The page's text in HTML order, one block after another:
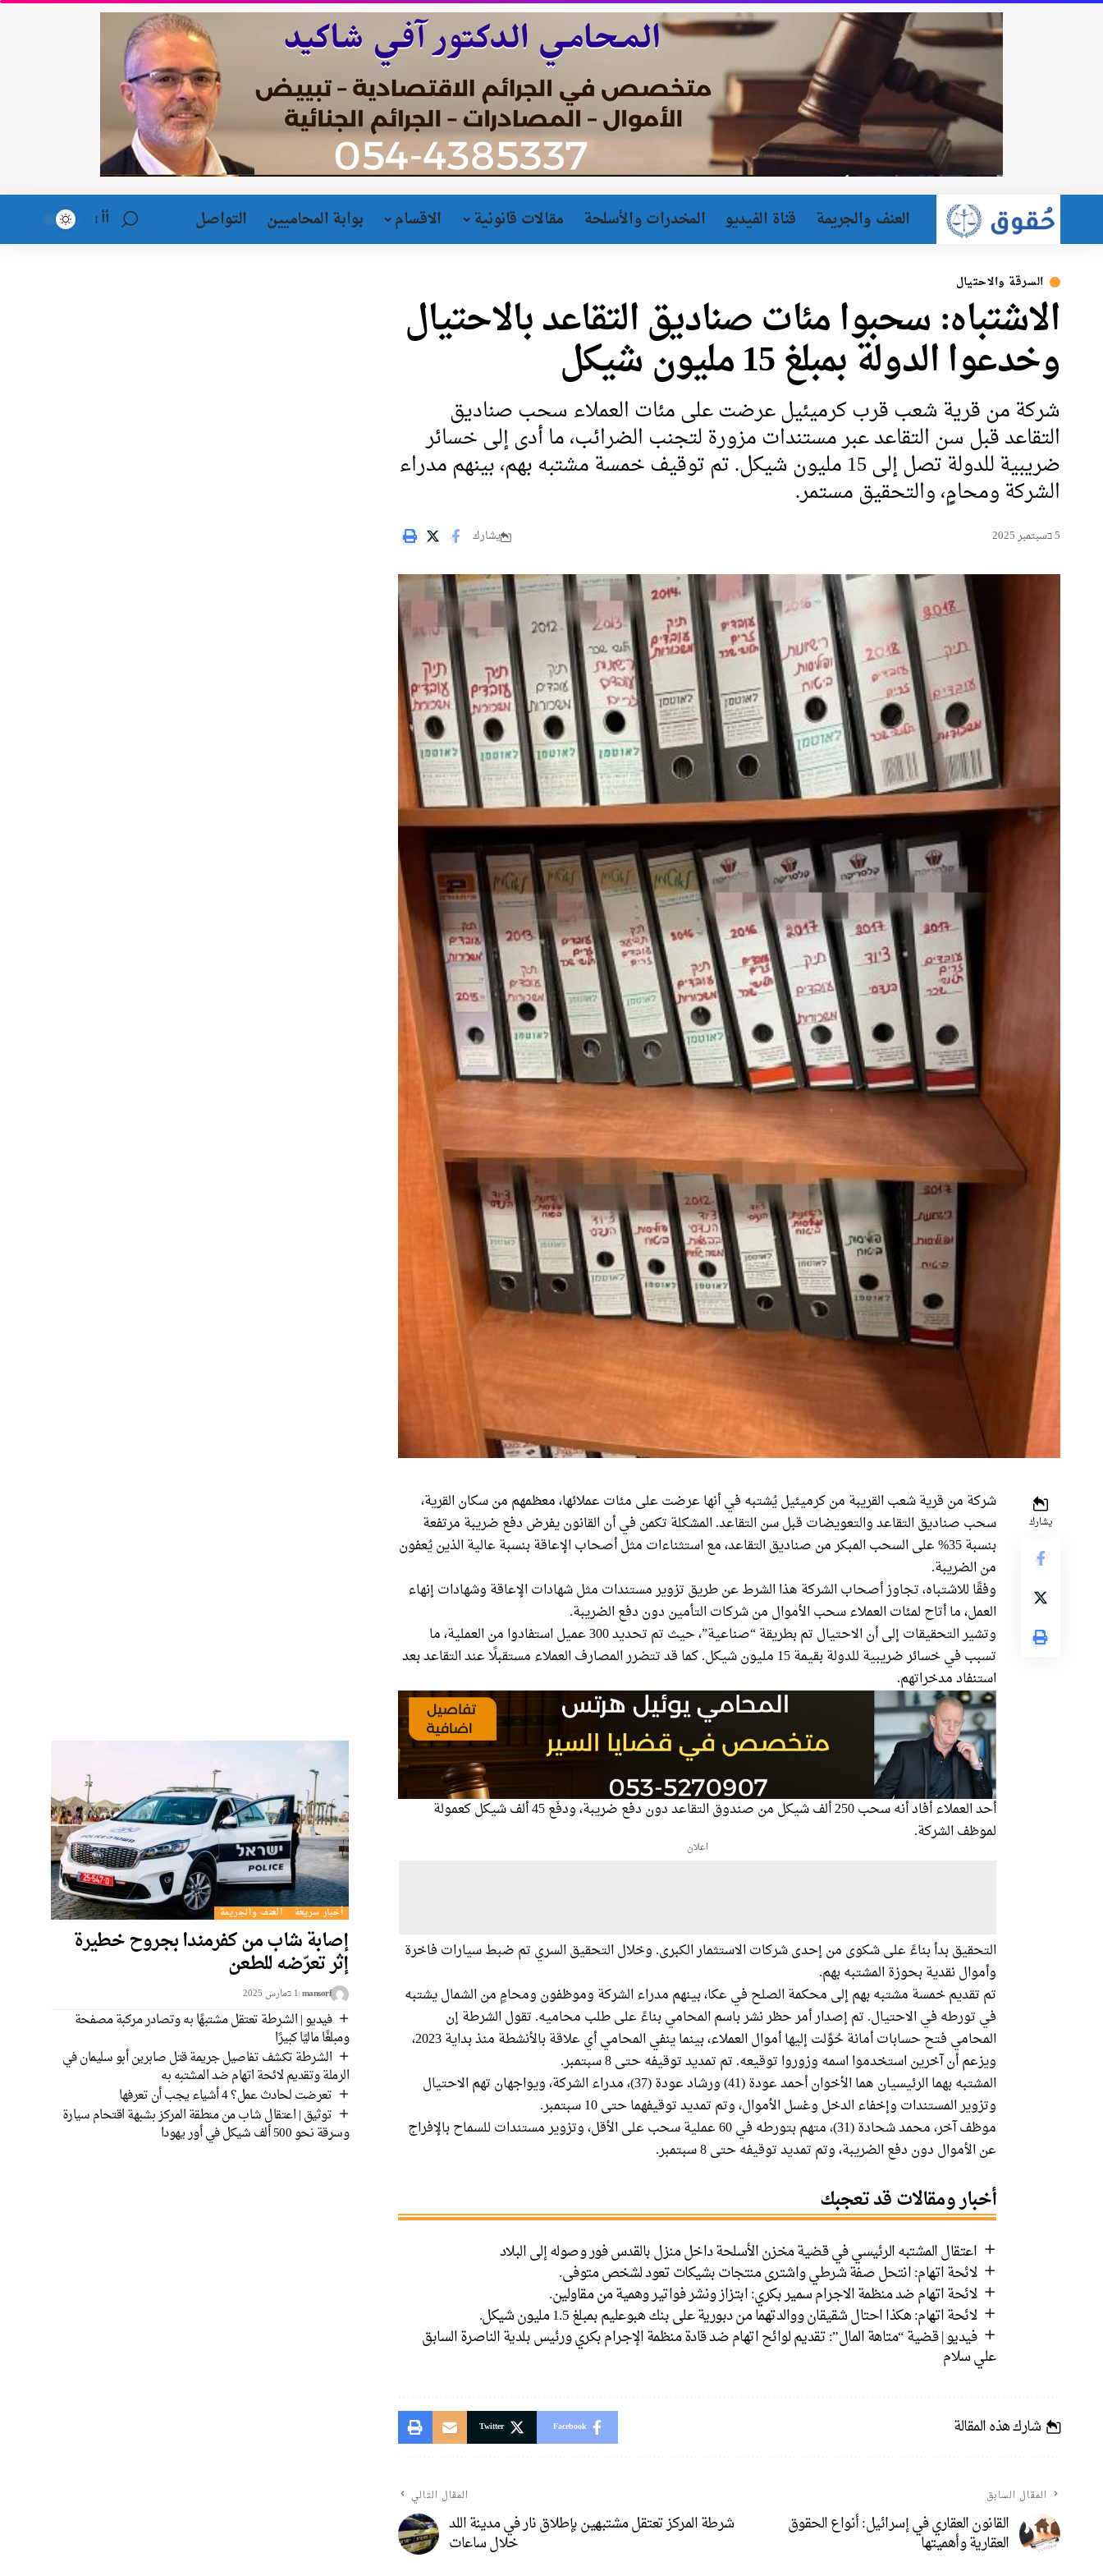
العنف والجريمة قناة الفيديو المخدرات والأسلحة مقالات قانونية الاقسام بوابة المحاميين التواصل أأ
السرقة والاحتيال
الاشتباه: سحبوا مئات صناديق التقاعد بالاحتيال
وخدعوا الدولة بمبلغ 15 مليون شيكل
شركة من قرية شعب قرب كرميئيل عرضت على مئات العملاء سحب صناديق
التقاعد قبل سن التقاعد عبر مستندات مزورة لتجنب الضرائب، ما أدى إلى خسائر
ضريبية للدولة تصل إلى 15 مليون شيكل. تم توقيف خمسة مشتبه بهم، بينهم مدراء
الشركة ومحامٍ، والتحقيق مستمر.
5 בسبتمبر 2025 يشارك
يشارك
شركة من قرية شعب القريبة من كرميئيل يُشتبه في أنها عرضت على مئات عملائها، معظمهم من سكان القرية،
سحب صناديق التقاعد والتعويضات قبل سن التقاعد. المشكلة تكمن في أن القانون يفرض دفع ضريبة مرتفعة
بنسبة 35% على السحب المبكر من صناديق التقاعد، مع استثناءات مثل أصحاب الإعاقة بنسبة عالية الذين يُعفون
من الضريبة.
وفقًا للاشتباه، تجاوز أصحاب الشركة هذا الشرط عن طريق تزوير مستندات مثل شهادات الإعاقة وشهادات إنهاء
العمل، ما أتاح لمئات العملاء سحب الأموال من شركات التأمين دون دفع الضريبة.
وتشير التحقيقات إلى أن الاحتيال تم بطريقة “صناعية”، حيث تم تحديد 300 عميل استفادوا من العملية، ما
تسبب في خسائر ضريبية للدولة بقيمة 15 مليون شيكل. كما قد تتضرر المصارف العملاء مستقبلًا عند التقاعد بعد
استنفاد مدخراتهم.
أحد العملاء أفاد أنه سحب 250 ألف شيكل من صندوق التقاعد دون دفع ضريبة، ودفَع 45 ألف شيكل كعمولة
لموظف الشركة.
اعلان
التحقيق بدأ بناءً على شكوى من إحدى شركات الاستثمار الكبرى. وخلال التحقيق السري تم ضبط سيارات فاخرة
وأموال نقدية بحوزة المشتبه بهم.
تم تقديم خمسة مشتبه بهم إلى محكمة الصلح في عكا، بينهم مدراء الشركة وموظفون ومحامٍ من الشمال يشتبه
في تورطه في الاحتيال. تم إصدار أمر حظر نشر باسم المحامي بناءً على طلب محاميه. تقول الشرطة إن
المحامي فتح حسابات أمانة حُوِّلت إليها أموال العملاء، بينما ينفي المحامي أي علاقة بالأنشطة منذ بداية 2023،
ويزعم أن آخرين استخدموا اسمه وزوروا توقيعه. تم تمديد توقيفه حتى 8 سبتمبر.
المشتبه بهما الرئيسيان هما الأخوان أحمد عودة (41) ورشاد عودة (37)، مدراء الشركة، ويواجهان تهم الاحتيال
وتزوير المستندات وإخفاء الدخل وغسل الأموال، وتم تمديد توقيفهما حتى 10 سبتمبر.
موظف آخر، محمد شحادة (31)، متهم بتورطه في 60 عملية سحب على الأقل، وتزوير مستندات للسماح بالإفراج
عن الأموال دون دفع الضريبة، وتم تمديد توقيفه حتى 8 سبتمبر.
أخبار ومقالات قد تعجبك
اعتقال المشتبه الرئيسي في قضية مخزن الأسلحة داخل منزل بالقدس فور وصوله إلى البلاد
لائحة اتهام: انتحل صفة شرطي واشترى منتجات بشيكات تعود لشخص متوفى.
لائحة اتهام ضد منظمة الاجرام سمير بكري: ابتزاز ونشر فواتير وهمية من مقاولين.
لائحة اتهام: هكذا احتال شقيقان ووالدتهما من دبورية على بنك هبوعليم بمبلغ 1.5 مليون شيكل.
فيديو | قضية “متاهة المال”: تقديم لوائح اتهام ضد قادة منظمة الإجرام بكري ورئيس بلدية الناصرة السابق
علي سلام
شارك هذه المقالة Facebook
Twitter
المقال السابق
القانون العقاري في إسرائيل: أنواع الحقوق
العقارية وأهميتها
المقال التالي
شرطة المركز تعتقل مشتبهين بإطلاق نار في مدينة اللد
خلال ساعات
أخبار سريعة العنف والجريمة
إصابة شاب من كفرمندا بجروح خطيرة
إثر تعرّضه للطعن
mansorf1 בمارس 2025
فيديو | الشرطة تعتقل مشتبهًا به وتصادر مركبة مصفحة
ومبلغًا ماليًا كبيرًا
الشرطة تكشف تفاصيل جريمة قتل صابرين أبو سليمان في
الرملة وتقديم لائحة اتهام ضد المشتبه به
تعرضت لحادث عمل؟ 4 أشياء يجب أن تعرفها
توثيق | اعتقال شاب من منطقة المركز بشبهة اقتحام سيارة
وسرقة نحو 500 ألف شيكل في أور يهودا